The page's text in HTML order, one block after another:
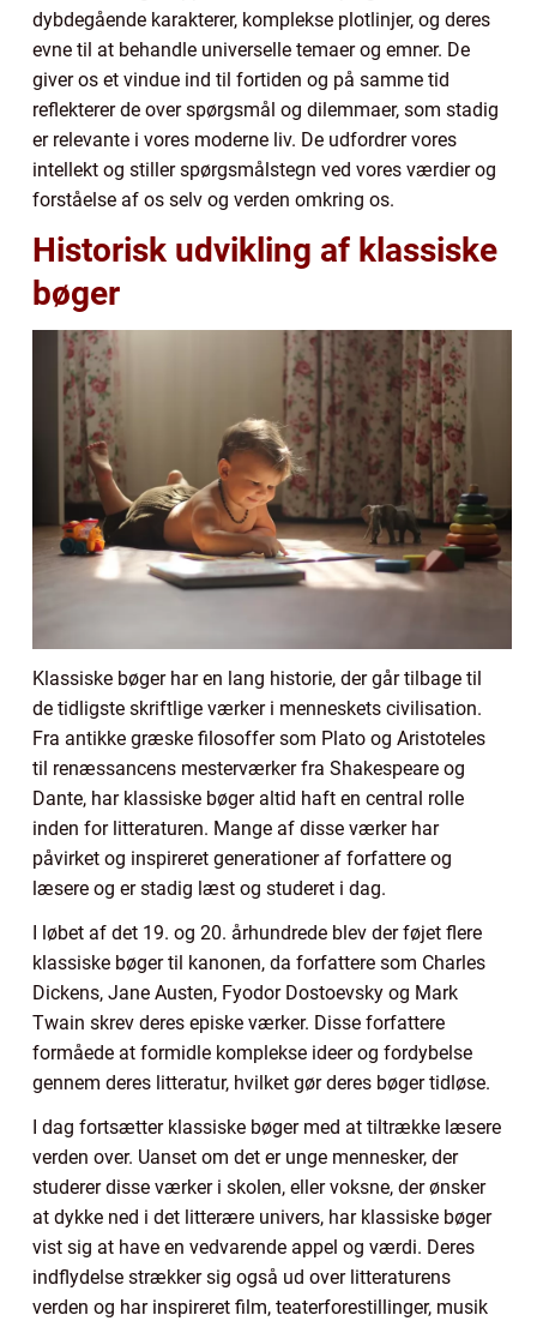
dybdegående karakterer, komplekse plotlinjer, og deres
evne til at behandle universelle temaer og emner. De
giver os et vindue ind til fortiden og på samme tid
reflekterer de over spørgsmål og dilemmaer, som stadig
er relevante i vores moderne liv. De udfordrer vores
intellekt og stiller spørgsmålstegn ved vores værdier og
forståelse af os selv og verden omkring os.
Historisk udvikling af klassiske
bøger
Klassiske bøger har en lang historie, der går tilbage til
de tidligste skriftlige værker i menneskets civilisation.
Fra antikke græske filosoffer som Plato og Aristoteles
til renæssancens mesterværker fra Shakespeare og
Dante, har klassiske bøger altid haft en central rolle
inden for litteraturen. Mange af disse værker har
påvirket og inspireret generationer af forfattere og
læsere og er stadig læst og studeret i dag.
I løbet af det 19. og 20. århundrede blev der føjet flere
klassiske bøger til kanonen, da forfattere som Charles
Dickens, Jane Austen, Fyodor Dostoevsky og Mark
Twain skrev deres episke værker. Disse forfattere
formåede at formidle komplekse ideer og fordybelse
gennem deres litteratur, hvilket gør deres bøger tidløse.
I dag fortsætter klassiske bøger med at tiltrække læsere
verden over. Uanset om det er unge mennesker, der
studerer disse værker i skolen, eller voksne, der ønsker
at dykke ned i det litterære univers, har klassiske bøger
vist sig at have en vedvarende appel og værdi. Deres
indflydelse strækker sig også ud over litteraturens
verden og har inspireret film, teaterforestillinger, musik